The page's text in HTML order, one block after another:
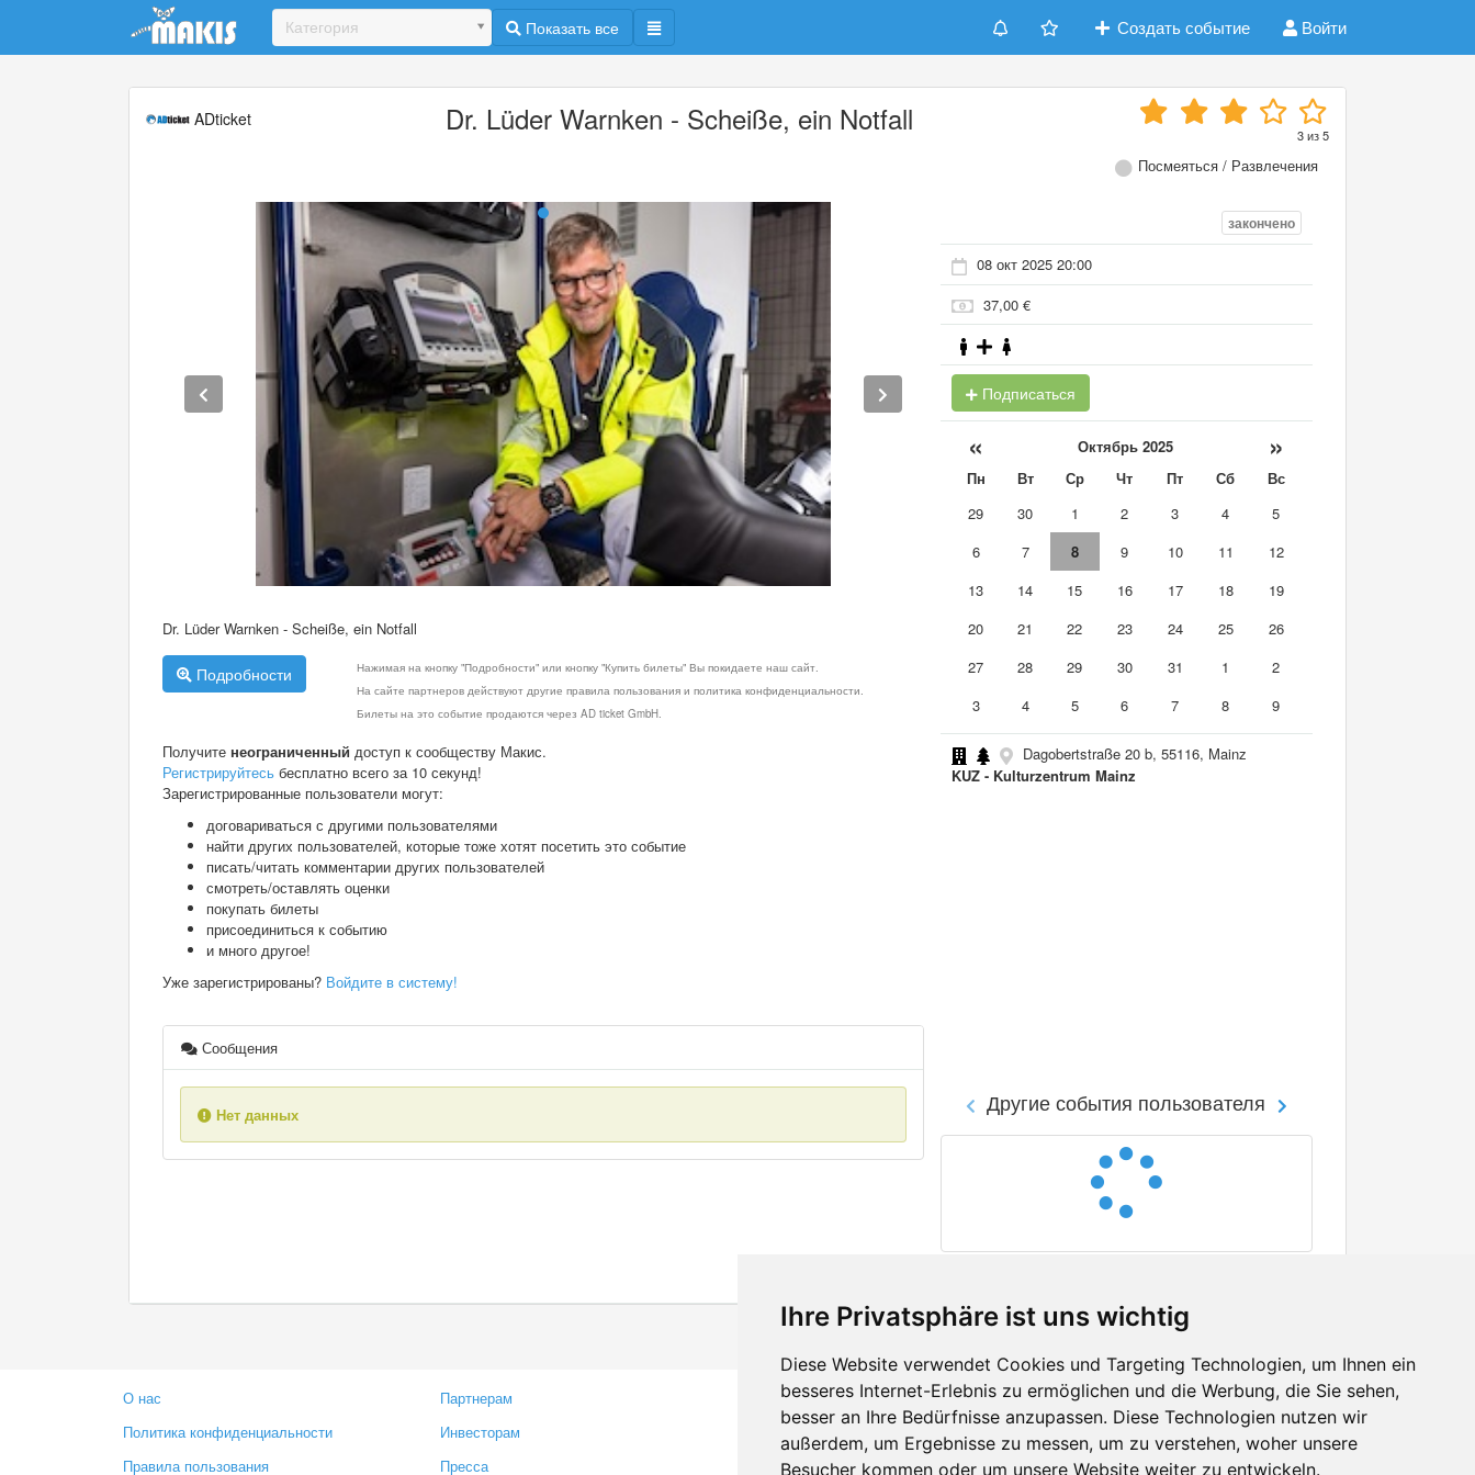
Ihre Privatsphäre ist uns wichtig
Diese Website verwendet Cookies und Targeting Technologien, um Ihnen ein
besseres Internet-Erlebnis zu ermöglichen und die Werbung, die Sie sehen,
besser an Ihre Bedürfnisse anzupassen. Diese Technologien nutzen wir
außerdem, um Ergebnisse zu messen, um zu verstehen, woher unsere
Besucher kommen oder um unsere Website weiter zu entwickeln.
Update cookies preferences
Категория Показать все Создать событие Войти
ADticket Dr. Lüder Warnken - Scheiße, ein Notfall 3из5
Посмеяться / Развлечения
Dr. Lüder Warnken - Scheiße, ein Notfall
Подробности
Нажимая на кнопку "Подробности" или кнопку "Купить билеты" Вы покидаете наш сайт.
На сайте партнеров действуют другие правила пользования и политика конфиденциальности.
Билеты на это событие продаются через AD ticket GmbH.
Получите неограниченный доступ к сообществу Макис.
Регистрируйтесь бесплатно всего за 10 секунд!
Зарегистрированные пользователи могут:
договариваться с другими пользователями
найти других пользователей, которые тоже хотят посетить это событие
писать/читать комментарии других пользователей
смотреть/оставлять оценки
покупать билеты
присоединиться к событию
и много другое!
Уже зарегистрированы? Войдите в систему!
Сообщения
Нет данных
закончено
08 окт 2025 20:00
37,00 €
Подписаться
« Октябрь 2025 »
Пн Вт Ср Чт Пт Сб
Вс
29
30 1 2 3 4
5
6
7 8 9 10 11
12
13
14 15 16 17 18
19
20
21 22 23 24 25
26
27
28 29 30 31 1
2
3
4 5 6 7 8 9
Dagobertstraße 20 b, 55116, Mainz
KUZ - Kulturzentrum Mainz
Другие события пользователя
О нас
Политика конфиденциальности
Правила пользования
Партнерам
Инвесторам
Пресса
Контакты
Оставить отзыв
Сообщить об ошибке
Facebook
Twitter
YouTube